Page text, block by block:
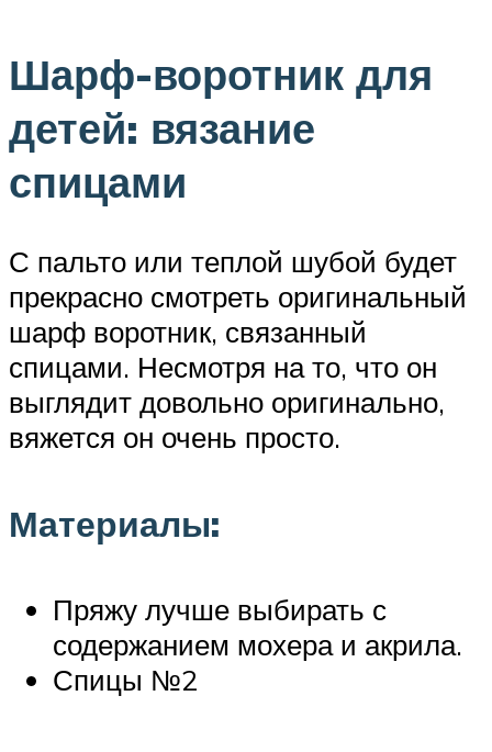
Шарф-воротник для
детей: вязание
спицами
С пальто или теплой шубой будет
прекрасно смотреть оригинальный
шарф воротник, связанный
спицами. Несмотря на то, что он
выглядит довольно оригинально,
вяжется он очень просто.
Материалы:
Пряжу лучше выбирать с
содержанием мохера и акрила.
Спицы №2